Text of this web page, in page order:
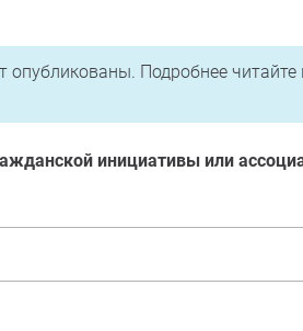
Подробнее читайте
инициативы или